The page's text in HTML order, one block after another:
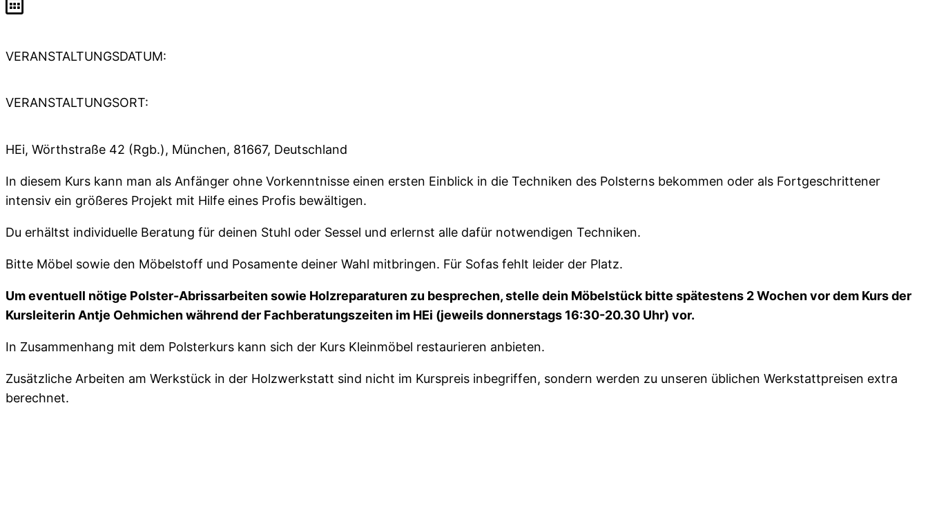
VERANSTALTUNGSDATUM:
VERANSTALTUNGSORT:
HEi, Wörthstraße 42 (Rgb.), München, 81667, Deutschland
In diesem Kurs kann man als Anfänger ohne Vorkenntnisse einen ersten Einblick in die Techniken des Polsterns bekommen oder als Fortge­schrittener
intensiv ein größeres Projekt mit Hilfe eines Profis bewältigen.
Du erhältst individuelle Beratung für deinen Stuhl oder Sessel und erlernst alle dafür notwendigen Techniken.
Bitte Möbel sowie den Möbelstoff und Posamente deiner Wahl mitbringen. Für Sofas fehlt leider der Platz.
Um eventuell nötige Polster-Abrissarbeiten sowie Holzreparaturen zu besprechen, stelle dein Möbelstück bitte spätestens 2 Wochen vor dem Kurs der
Kursleiterin Antje Oehmichen während der Fachberatungszeiten im HEi (jeweils donnerstags 16:30-20.30 Uhr) vor.
In Zusammenhang mit dem Polsterkurs kann sich der Kurs Kleinmöbel restaurieren anbieten.
Zusätzliche Arbeiten am Werkstück in der Holzwerkstatt sind nicht im Kurspreis inbegriffen, sondern werden zu unseren üblichen Werkstattpreisen extra
berechnet.